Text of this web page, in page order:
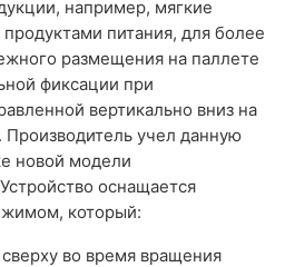
например, мягкие
питания, для более
размещения на паллете
фиксации при
вертикально вниз на
Производитель учел данную
новой модели
оснащается
который:
во время вращения